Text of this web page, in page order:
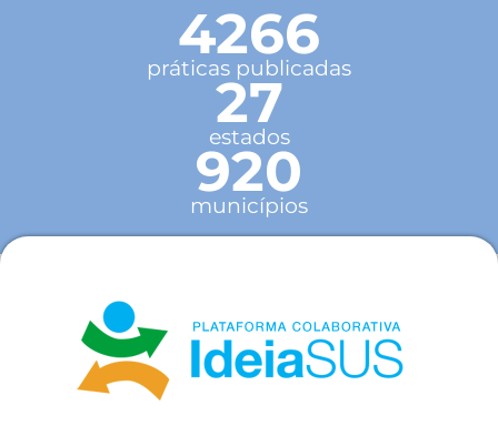
4266
práticas publicadas
27
estados
920
municípios